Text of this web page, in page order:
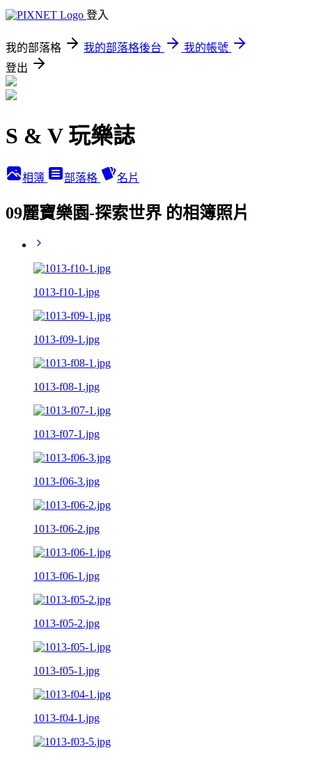
登入
我的部落格 我的部落格後台
我的帳號
登出
S & V 玩樂誌
相簿 部落格 名片
09麗寶樂園-探索世界 的相簿照片
1013-f10-1.jpg
1013-f09-1.jpg
1013-f08-1.jpg
1013-f07-1.jpg
1013-f06-3.jpg
1013-f06-2.jpg
1013-f06-1.jpg
1013-f05-2.jpg
1013-f05-1.jpg
1013-f04-1.jpg